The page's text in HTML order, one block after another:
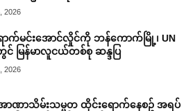
2026
ာက်မင်းအောင်လှိုင်ကို ဘန်ကောက်မြို့၊ UN
င် မြန်မာလူငယ်တစ်စု ဆန္ဒပြ
2026
အာဏာသိမ်းသမ္မတ ထိုင်းရောက်နေစဥ် အရပ်